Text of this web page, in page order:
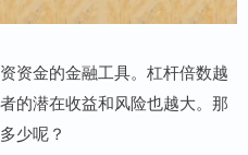
资金的金融工具。杠杆倍数越
的潜在收益和风险也越大。那
少呢？